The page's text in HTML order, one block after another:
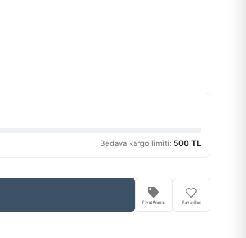
Bedava kargo limiti: 500 TL
Fiyat Alarmı Favoriler